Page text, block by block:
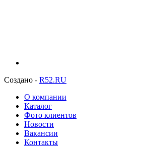
Создано - R52.RU
О компании
Каталог
Фото клиентов
Новости
Вакансии
Контакты